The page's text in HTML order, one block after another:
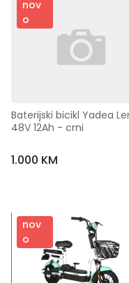
nov
o
Baterijski bicikl Yadea
48V 12Ah - crni
1.000 KM
nov
o